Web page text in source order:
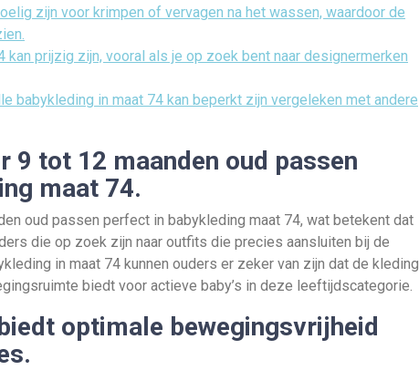
zijn voor krimpen of vervagen na het wassen, waardoor de
kan prijzig zijn, vooral als je op zoek bent naar designermerken
babykleding in maat 74 kan beperkt zijn vergeleken met andere
9 tot 12 maanden oud passen
maat 74.
oud passen perfect in babykleding maat 74, wat betekent dat
die op zoek zijn naar outfits die precies aansluiten bij de
in maat 74 kunnen ouders er zeker van zijn dat de kleding
biedt voor actieve baby’s in deze leeftijdscategorie.
optimale bewegingsvrijheid